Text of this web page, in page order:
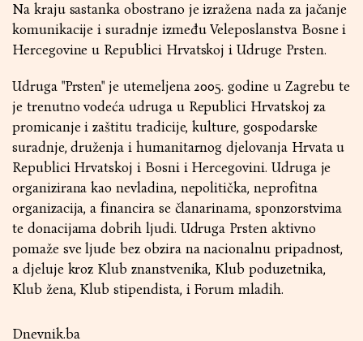
Na kraju sastanka obostrano je izražena nada za jačanje
komunikacije i suradnje između Veleposlanstva Bosne i
Hercegovine u Republici Hrvatskoj i Udruge Prsten.
Udruga "Prsten" je utemeljena 2005. godine u Zagrebu te
je trenutno vodeća udruga u Republici Hrvatskoj za
promicanje i zaštitu tradicije, kulture, gospodarske
suradnje, druženja i humanitarnog djelovanja Hrvata u
Republici Hrvatskoj i Bosni i Hercegovini. Udruga je
organizirana kao nevladina, nepolitička, neprofitna
organizacija, a financira se članarinama, sponzorstvima
te donacijama dobrih ljudi. Udruga Prsten aktivno
pomaže sve ljude bez obzira na nacionalnu pripadnost,
a djeluje kroz Klub znanstvenika, Klub poduzetnika,
Klub žena, Klub stipendista, i Forum mladih.
Dnevnik.ba